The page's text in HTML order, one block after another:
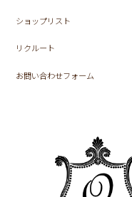
ショップリスト
リクルート
お問い合わせフォーム